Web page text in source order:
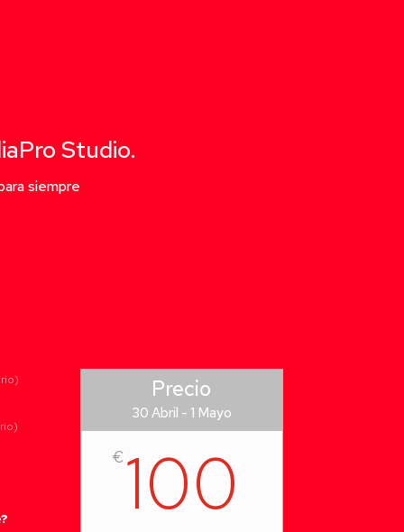
Studio.
siempre
Precio
30 Abril - 1 Mayo
€ 100